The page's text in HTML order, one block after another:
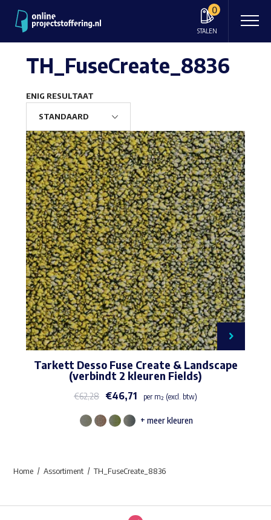
0
STALEN
TH_FuseCreate_8836
ENIG RESULTAAT
Tarkett Desso Fuse Create & Landscape
(verbindt 2 kleuren Fields)
€62,28 €46,71 per m² (excl. btw)
Dit
Deze
+ meer kleuren
Home Assortiment TH_FuseCreate_8836